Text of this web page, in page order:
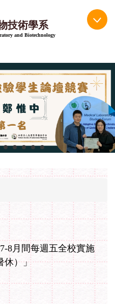
技術學系
and Biotechnology
8月間每週五全校實施
休）」